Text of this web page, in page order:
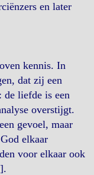
en later
kennis. In
dat zij een
de liefde is een
overstijgt.
gevoel, maar
elkaar
voor elkaar ook